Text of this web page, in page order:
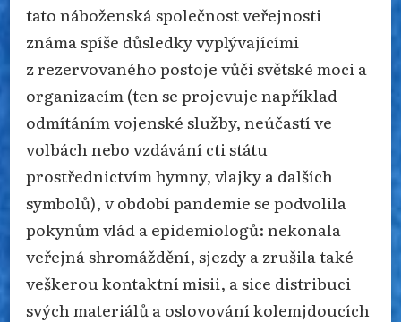
tato náboženská společnost veřejnosti
známa spíše důsledky vyplývajícími
z rezervovaného postoje vůči světské moci a
organizacím (ten se projevuje například
odmítáním vojenské služby, neúčastí ve
volbách nebo vzdávání cti státu
prostřednictvím hymny, vlajky a dalších
symbolů), v období pandemie se podvolila
pokynům vlád a epidemiologů: nekonala
veřejná shromáždění, sjezdy a zrušila také
veškerou kontaktní misii, a sice distribuci
svých materiálů a oslovování kolemjdoucích